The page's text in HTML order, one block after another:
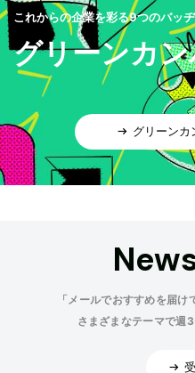
これからの企業を彩る9つのバッ
グリーンカ
グリーンカ
「メールでおすすめを届け
さまざまなテーマで週